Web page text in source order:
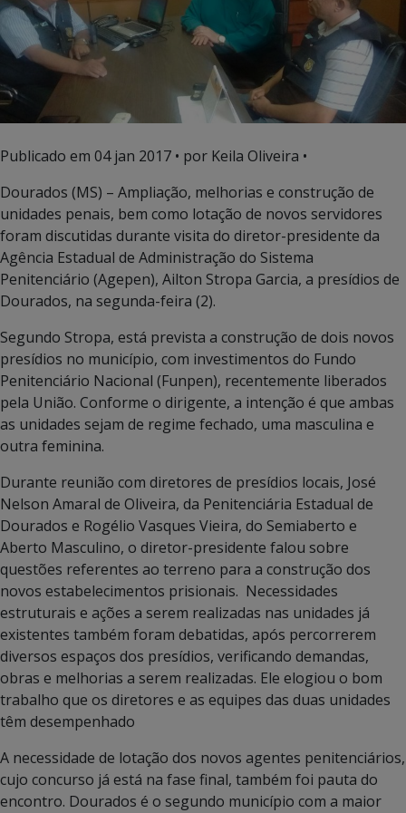
Publicado em 04 jan 2017 • por Keila Oliveira •
Dourados (MS) – Ampliação, melhorias e construção de
unidades penais, bem como lotação de novos servidores
foram discutidas durante visita do diretor-presidente da
Agência Estadual de Administração do Sistema
Penitenciário (Agepen), Ailton Stropa Garcia, a presídios de
Dourados, na segunda-feira (2).
Segundo Stropa, está prevista a construção de dois novos
presídios no município, com investimentos do Fundo
Penitenciário Nacional (Funpen), recentemente liberados
pela União. Conforme o dirigente, a intenção é que ambas
as unidades sejam de regime fechado, uma masculina e
outra feminina.
Durante reunião com diretores de presídios locais, José
Nelson Amaral de Oliveira, da Penitenciária Estadual de
Dourados e Rogélio Vasques Vieira, do Semiaberto e
Aberto Masculino, o diretor-presidente falou sobre
questões referentes ao terreno para a construção dos
novos estabelecimentos prisionais. Necessidades
estruturais e ações a serem realizadas nas unidades já
existentes também foram debatidas, após percorrerem
diversos espaços dos presídios, verificando demandas,
obras e melhorias a serem realizadas. Ele elogiou o bom
trabalho que os diretores e as equipes das duas unidades
têm desempenhado
A necessidade de lotação dos novos agentes penitenciários,
cujo concurso já está na fase final, também foi pauta do
encontro. Dourados é o segundo município com a maior